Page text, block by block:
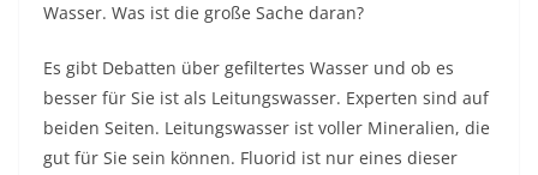
Wasser. Was ist die große Sache daran?
Es gibt Debatten über gefiltertes Wasser und ob es
besser für Sie ist als Leitungswasser. Experten sind auf
beiden Seiten. Leitungswasser ist voller Mineralien, die
gut für Sie sein können. Fluorid ist nur eines dieser